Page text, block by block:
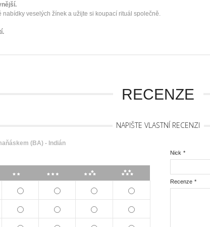
veselých žínek a užijte si koupací rituál společně.
RECENZE
NAPIŠTE VLASTNÍ RECENZI
(BA) - Indián
*
Nick
*
Recenze